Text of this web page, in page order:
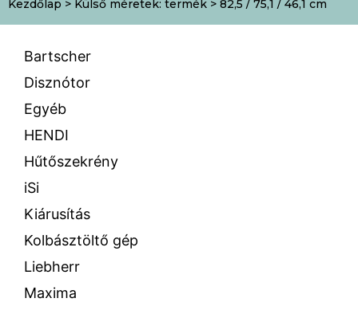
Kezdőlap > Külső méretek: termék > 82,5 / 75,1 / 46,1 cm
Bartscher
Disznótor
Egyéb
HENDI
Hűtőszekrény
iSi
Kiárusítás
Kolbásztöltő gép
Liebherr
Maxima